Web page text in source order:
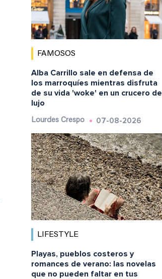
FAMOSOS
Alba Carrillo sale en defensa de
los marroquíes mientras disfruta
de su vida 'woke' en un crucero de
lujo
Lourdes Crespo 07-08-2026
LIFESTYLE
Playas, pueblos costeros y
romances de verano: las novelas
que no pueden faltar en tus